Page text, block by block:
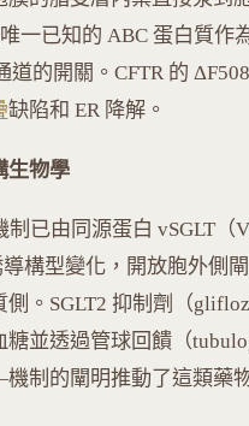
一已知的 ABC 蛋白質作
道的開關。CFTR 的
缺陷和 ER 降解。
生物學
制已由同源蛋白 vSGLT
構型變化，開放胞外側
。SGLT2 抑制劑（
並透過管球回饋（
制的闡明推動了這類藥